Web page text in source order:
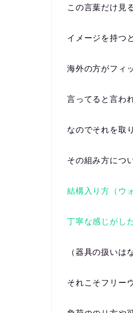
この言葉だけ見
イメージを持つ
海外の方がフィ
言ってると言わ
なのでそれを取
その組み方につ
結構入り方（ウ
丁寧な感じがし
（器具の扱いは
それこそフリー